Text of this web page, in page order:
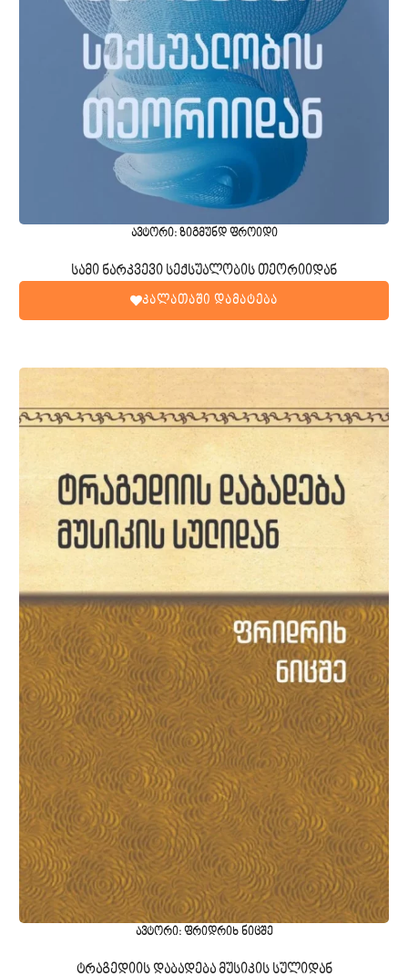
ავტორი: ზიგმუნდ ფროიდი
სამი ნარკვევი სექსუალობის თეორიიდან
კალათაში დამატება
ავტორი: ფრიდრიხ ნიცშე
ტრაგედიის დაბადება მუსიკის სულიდან